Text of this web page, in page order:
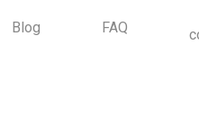
Blog FAQ